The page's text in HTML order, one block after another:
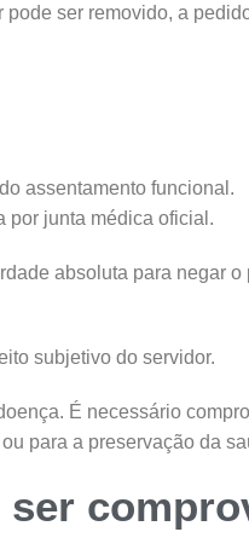
pode ser removido, a
assentamento funcional.
por junta médica oficial.
absoluta para negar
subjetivo do servidor.
É necessário
para a preservação da